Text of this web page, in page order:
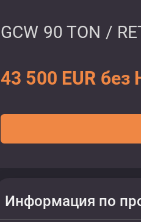
GCW 90 TON /
43 500 EUR
Информация по